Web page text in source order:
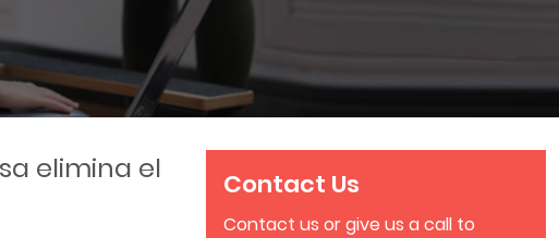
elimina el
Contact Us
Contact us or give us a call to